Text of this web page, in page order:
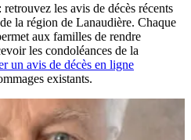
les avis de décès récents
la région de Lanaudière. Chaque
aux familles de rendre
les condoléances de la
un avis de décès en ligne
existants.